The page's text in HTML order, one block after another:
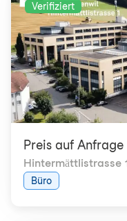
Verifiziert
Preis auf Anfrage
Hintermättlistrasse
Büro